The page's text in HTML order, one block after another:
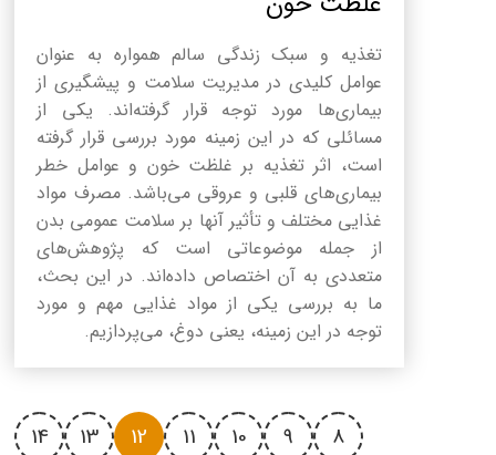
تغذیه و سبک زندگی سالم همواره به عنوان
عوامل کلیدی در مدیریت سلامت و پیشگیری از
بیماری‌ها مورد توجه قرار گرفته‌اند. یکی از
مسائلی که در این زمینه مورد بررسی قرار گرفته
است، اثر تغذیه بر غلظت خون و عوامل خطر
بیماری‌های قلبی و عروقی می‌باشد. مصرف مواد
غذایی مختلف و تأثیر آنها بر سلامت عمومی بدن
از جمله موضوعاتی است که پژوهش‌های
متعددی به آن اختصاص داده‌اند. در این بحث،
ما به بررسی یکی از مواد غذایی مهم و مورد
توجه در این زمینه، یعنی دوغ، می‌پردازیم.
8
9
10
11
12
13
14